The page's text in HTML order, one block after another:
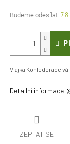
Vlajka Konfederace
Detailní informace
ZEPTAT SE